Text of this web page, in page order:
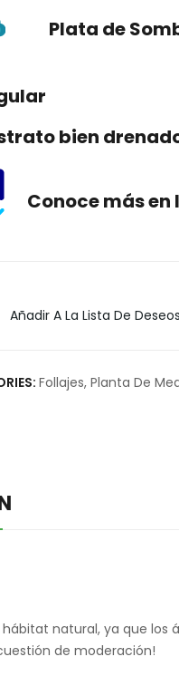
Plata de
bien
Conoce más
Añadir A La Lista De Deseos
Follajes, Planta De
natural, ya que los
de moderación!